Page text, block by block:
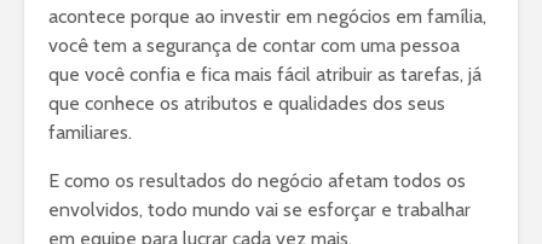
acontece porque ao investir em negócios em família,
você tem a segurança de contar com uma pessoa
que você confia e fica mais fácil atribuir as tarefas, já
que conhece os atributos e qualidades dos seus
familiares.
E como os resultados do negócio afetam todos os
envolvidos, todo mundo vai se esforçar e trabalhar
em equipe para lucrar cada vez mais.